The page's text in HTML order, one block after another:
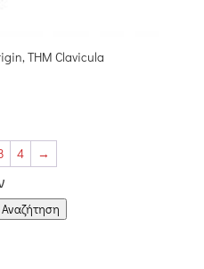
THM Clavicula
4 →
Αναζήτηση